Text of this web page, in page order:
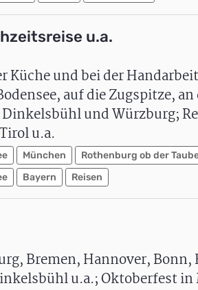
u.a.
Küche und bei der
auf die Zugspitze,
und Würzburg;
u.a.
München Rothenburg ob der
Bayern Reisen
Bremen, Hannover,
u.a.; Oktoberfest